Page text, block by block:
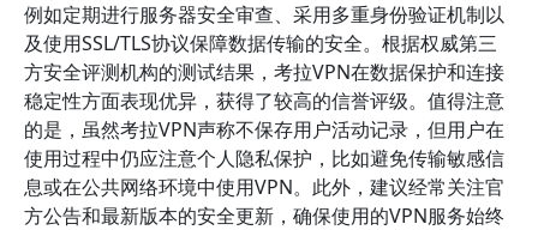
例如定期进行服务器安全审查、采用多重身份验证机制以
及使用SSL/TLS协议保障数据传输的安全。根据权威第三
方安全评测机构的测试结果，考拉VPN在数据保护和连接
稳定性方面表现优异，获得了较高的信誉评级。值得注意
的是，虽然考拉VPN声称不保存用户活动记录，但用户在
使用过程中仍应注意个人隐私保护，比如避免传输敏感信
息或在公共网络环境中使用VPN。此外，建议经常关注官
方公告和最新版本的安全更新，确保使用的VPN服务始终